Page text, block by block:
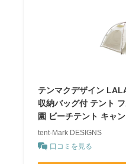
テンマクデザイン
収納バッグ付 テント
園 ビーチテント キャ
tent-Mark DESIGNS
口コミを見る